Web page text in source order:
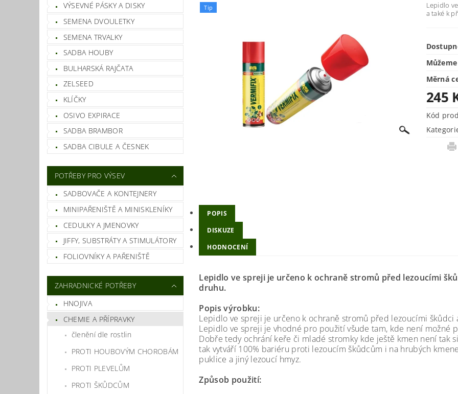
VÝSEVNÉ PÁSKY A DISKY
SEMENA DVOULETKY
SEMENA TRVALKY
SADBA HOUBY
BULHARSKÁ RAJČATA
ZELSEED
KLÍČKY
OSIVO EXPIRACE
SADBA BRAMBOR
SADBA CIBULE A ČESNEK
POTŘEBY PRO VÝSEV
SADBOVAČE A KONTEJNERY
MINIPAŘENIŠTĚ A MINISKLENÍKY
CEDULKY A JMENOVKY
JIFFY, SUBSTRÁTY A STIMULÁTORY
FOLIOVNÍKY A PAŘENIŠTĚ
ZAHRADNICKÉ POTŘEBY
HNOJIVA
CHEMIE A PŘÍPRAVKY
členění dle rostlin
PROTI HOUBOVÝM CHOROBÁM
PROTI PLEVELŮM
PROTI ŠKŮDCŮM
Tip
Lepidlo
a také k
Měrná
245
Kód
POPIS
DISKUZE
HODNOCENÍ
Lepidlo ve spreji je určeno k ochraně stromů před lezoucími
druhu.
Popis výrobku:
Lepidlo ve spreji je určeno k ochraně stromů před lezoucími
Lepidlo ve spreji je vhodné pro použití všude tam, kde není možné
Dobře tedy ochrání keře či mladé stromky kde ještě kmen není tak
tak vytváří 100% bariéru proti lezoucím škůdcům i na hrubých
puklice a jiný lezoucí hmyz.
Způsob použití: